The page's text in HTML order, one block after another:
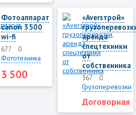
Фотоаппарат
canon 3500
wi-fi
677 0
Фототехника
3 500
«Aversтрой»
аренда
спецтехники
от
собственника
367 0
Грузоперевозки
Договорная